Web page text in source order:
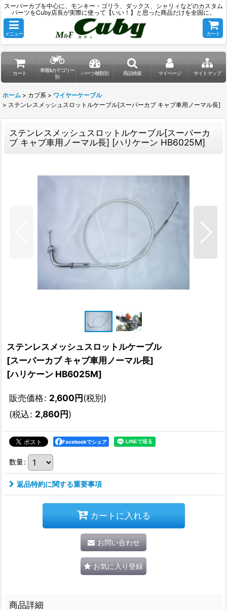
スーパーカブを中心に、モンキー・ゴリラ、ダックス、シャリィなどのカスタム
パーツをCuby店長が実際に使って【いい！】と思った商品だけを全国に。
メニュー カート
カート
車種&カテゴリー
別
パーツ種類別 商品検索 マイページ サイトマップ
ホーム > カブ系 > ワイヤーケーブル
> ステンレスメッシュスロットルケーブル[スーパーカブ キャブ車用ノーマル長]
ステンレスメッシュスロットルケーブル[スーパーカ
ブ キャブ車用ノーマル長] [ハリケーン HB6025M]
ステンレスメッシュスロットルケーブル
[スーパーカブ キャブ車用ノーマル長]
[ハリケーン HB6025M]
販売価格: 2,600円(税別)
(税込: 2,860円)
Facebookでシェア
数量:
返品特約に関する重要事項
カートに入れる
お問い合わせ
お気に入り登録
商品詳細